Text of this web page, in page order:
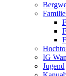
IG
Jugend